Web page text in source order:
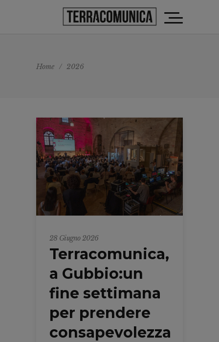
Home / 2026
28 Giugno 2026
Terracomunica,
a Gubbio:un
fine settimana
per prendere
consapevolezza